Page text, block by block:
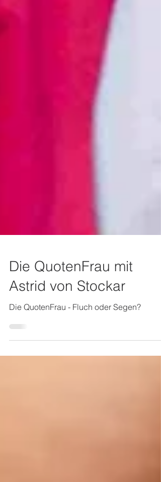
Die QuotenFrau mit
Astrid von Stockar
Die QuotenFrau - Fluch oder Segen?